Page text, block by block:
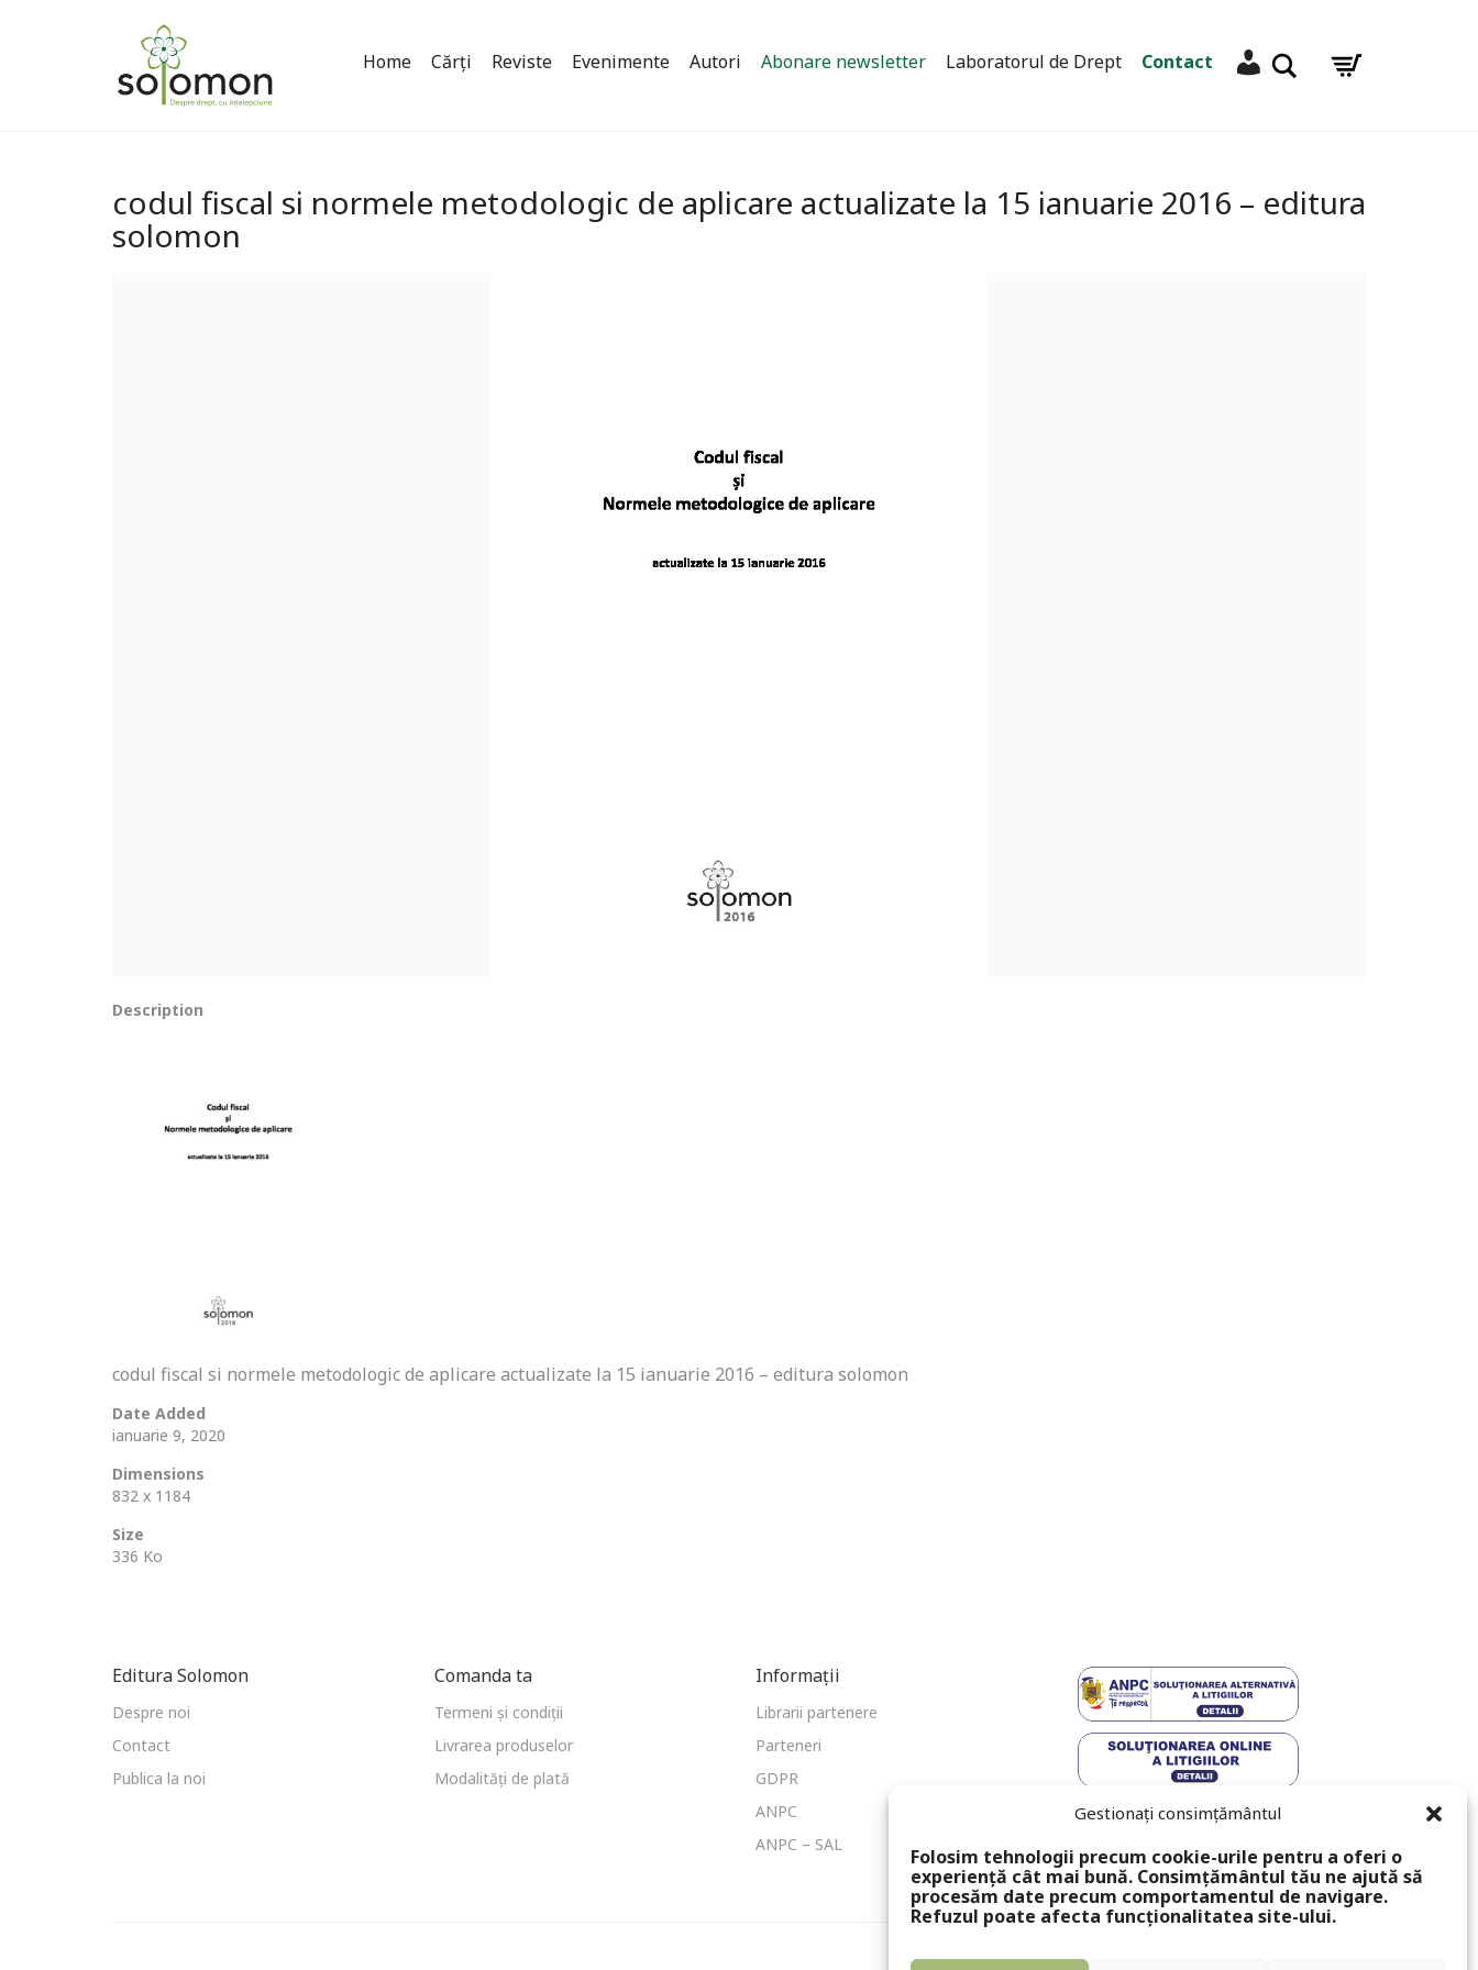
Gestionați consimțământul
Folosim tehnologii precum cookie-urile pentru a oferi o
experiență cât mai bună. Consimțământul tău ne ajută să
procesăm date precum comportamentul de navigare.
Refuzul poate afecta funcționalitatea site-ului.
Home Cărți Reviste Evenimente Autori Abonare newsletter Laboratorul de Drept Contact Contul meuCaută
codul fiscal si normele metodologic de aplicare actualizate la 15 ianuarie 2016 – editura
solomon
Description
codul fiscal si normele metodologic de aplicare actualizate la 15 ianuarie 2016 – editura solomon
Date Added
ianuarie 9, 2020
Dimensions
832 x 1184
Size
336 Ko
Editura Solomon
Despre noi
Contact
Publica la noi
Comanda ta
Termeni și condiții
Livrarea produselor
Modalități de plată
Informații
Librarii partenere
Parteneri
GDPR
ANPC
ANPC – SAL